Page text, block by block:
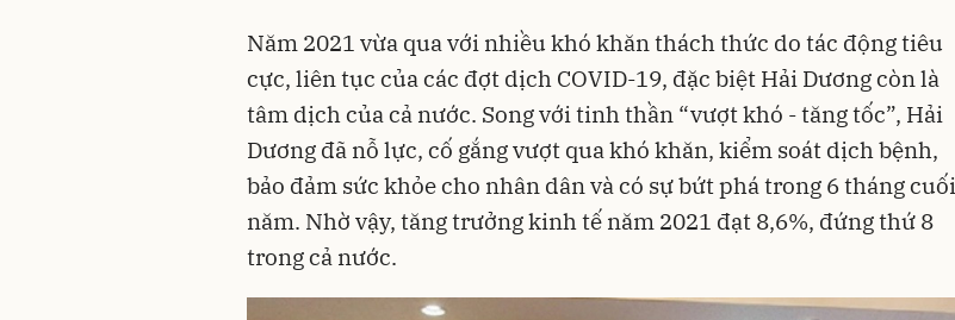
Năm 2021 vừa qua với nhiều khó khăn thách thức do tác động tiêu
cực, liên tục của các đợt dịch COVID-19, đặc biệt Hải Dương còn là
tâm dịch của cả nước. Song với tinh thần “vượt khó - tăng tốc”, Hải
Dương đã nỗ lực, cố gắng vượt qua khó khăn, kiểm soát dịch bệnh,
bảo đảm sức khỏe cho nhân dân và có sự bứt phá trong 6 tháng cuối
năm. Nhờ vậy, tăng trưởng kinh tế năm 2021 đạt 8,6%, đứng thứ 8
trong cả nước.